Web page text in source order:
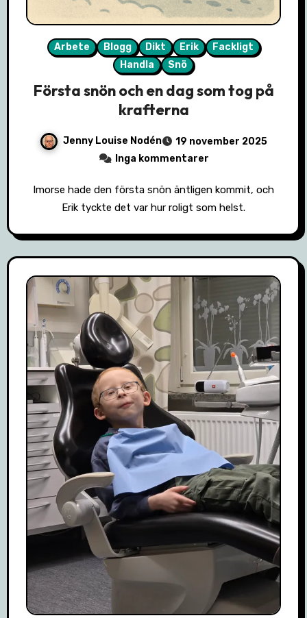
Arbete Blogg Dikt Erik
Fackligt
Handla
Snö
Första snön och en dag som tog på
krafterna
Jenny Louise Nodén
19 november 2025
Inga kommentarer
Imorse hade den första snön äntligen kommit, och
Erik tyckte det var hur roligt som helst.